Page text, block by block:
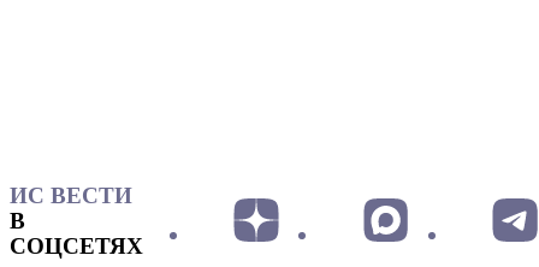
ИС ВЕСТИ
В
СОЦСЕТЯХ